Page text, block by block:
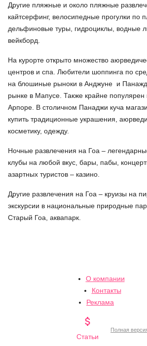
Другие пляжные и около пляжные
кайтсерфинг, велосипедные прогулки по
дельфиновые туры, гидроциклы, водные
вейкборд.
На курорте открыто множество
центров и спа. Любители шоппинга по
на блошиные рыноки в Анджуне и
рынке в Мапусе. Также крайне популярен
Арпоре. В столичном Панаджи куча
купить традиционные украшения,
косметику, одежду.
Ночные развлечения на Гоа –
клубы на любой вкус, бары, пабы,
азартных туристов – казино.
Другие развлечения на Гоа – круизы на
экскурсии в национальные природные
Старый Гоа, аквапарк.
О компании
Контакты
Реклама

Статьи
Полная